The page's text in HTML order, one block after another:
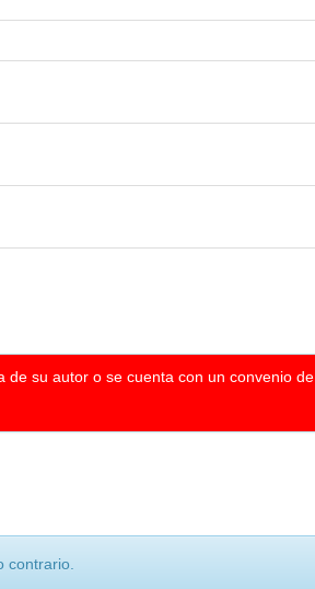
de su autor o se cuenta con un convenio de
contrario.